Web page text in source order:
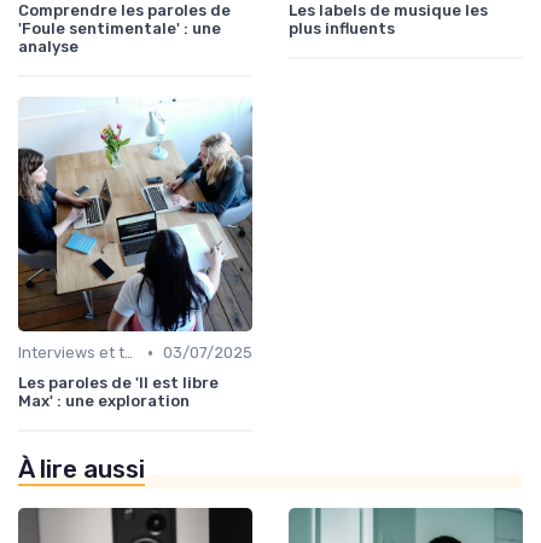
Comprendre les paroles de
'Foule sentimentale' : une
analyse
Les labels de musique les
plus influents
Interviews et témoignages • 03/07/2025
Les paroles de 'Il est libre
Max' : une exploration
À lire aussi